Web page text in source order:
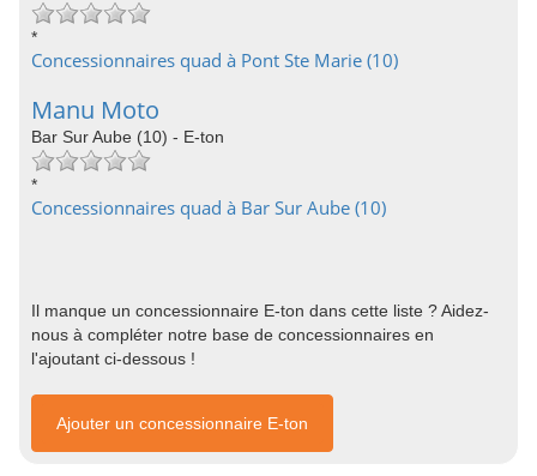
*
Concessionnaires quad à Pont Ste Marie (10)
Manu Moto
Bar Sur Aube (10) - E-ton
*
Concessionnaires quad à Bar Sur Aube (10)
Il manque un concessionnaire E-ton dans cette liste ? Aidez-
nous à compléter notre base de concessionnaires en
l'ajoutant ci-dessous !
Ajouter un concessionnaire E-ton